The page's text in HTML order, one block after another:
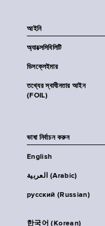
আইনি
অ্যাক্সেসিবিলিটি
ডিসক্লেইমার
তথ্যের স্বাধীনতার আইন
(FOIL)
ভাষা নির্বাচন করুন
English
العربية (Arabic)
русский (Russian)
한국어 (Korean)